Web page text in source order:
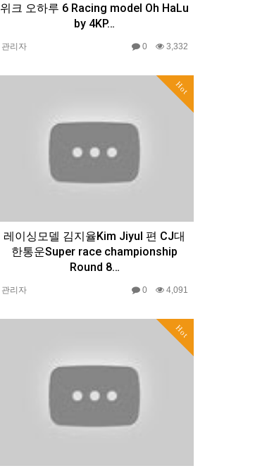
위크 오하루 6 Racing model Oh HaLu
by 4KP…
관리자 0 3,332
Hot
레이싱모델 김지율Kim Jiyul 편 CJ대
한통운Super race championship
Round 8…
관리자 0 4,091
Hot